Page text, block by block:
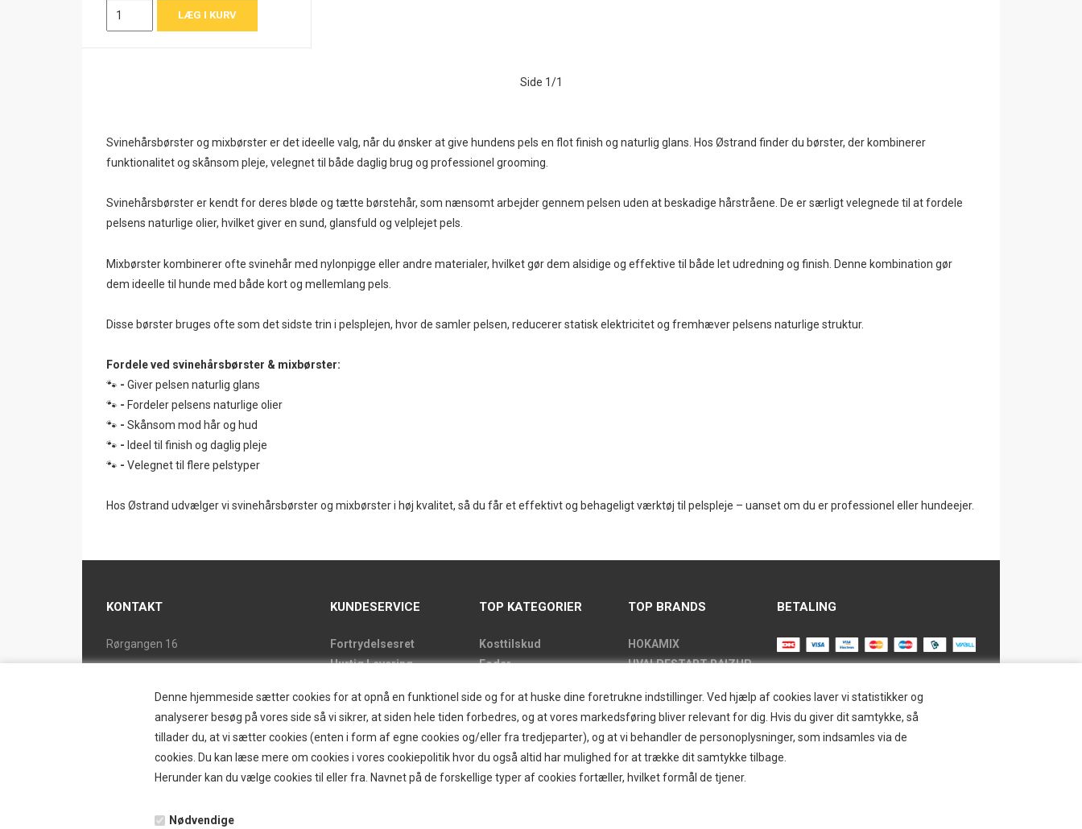
Denne hjemmeside sætter cookies for at opnå en funktionel side og for at huske dine foretrukne indstillinger. Ved hjælp af cookies laver vi statistikker og
analyserer besøg på vores side så vi sikrer, at siden hele tiden forbedres, og at vores markedsføring bliver relevant for dig. Hvis du giver dit samtykke, så
tillader du, at vi sætter cookies (enten i form af egne cookies og/eller fra tredjeparter), og at vi behandler de personoplysninger, som indsamles via de
cookies. Du kan læse mere om cookies i vores cookiepolitik hvor du også altid har mulighed for at trække dit samtykke tilbage.
Herunder kan du vælge cookies til eller fra. Navnet på de forskellige typer af cookies fortæller, hvilket formål de tjener.
Nødvendige
Side 1/1
Svinehårsbørster og mixbørster er det ideelle valg, når du ønsker at give hundens pels en flot finish og naturlig glans. Hos Østrand finder du børster, der kombinerer
funktionalitet og skånsom pleje, velegnet til både daglig brug og professionel grooming.
Svinehårsbørster er kendt for deres bløde og tætte børstehår, som nænsomt arbejder gennem pelsen uden at beskadige hårstråene. De er særligt velegnede til at fordele
pelsens naturlige olier, hvilket giver en sund, glansfuld og velplejet pels.
Mixbørster kombinerer ofte svinehår med nylonpigge eller andre materialer, hvilket gør dem alsidige og effektive til både let udredning og finish. Denne kombination gør
dem ideelle til hunde med både kort og mellemlang pels.
Disse børster bruges ofte som det sidste trin i pelsplejen, hvor de samler pelsen, reducerer statisk elektricitet og fremhæver pelsens naturlige struktur.
Fordele ved svinehårsbørster & mixbørster:
🐾 - Giver pelsen naturlig glans
🐾 - Fordeler pelsens naturlige olier
🐾 - Skånsom mod hår og hud
🐾 - Ideel til finish og daglig pleje
🐾 - Velegnet til flere pelstyper
Hos Østrand udvælger vi svinehårsbørster og mixbørster i høj kvalitet, så du får et effektivt og behageligt værktøj til pelspleje – uanset om du er professionel eller hundeejer.
KONTAKT
Rørgangen 16
2690 Karlslunde
Tlf. 46 15 38 39
ostrand@ostrand.dk
CVR: DK 77948228 drives af
SKYESCOT TRADING V/DORTE HOLM
MARTINA
KUNDESERVICE
Fortrydelsesret
Hurtig Levering
Butikkens åbningstider
Returlabel
Kontakt
Østrand/Greendog
Nyheder
TOP KATEGORIER
Kosttilskud
Foder
Udstyr
Pelspleje
Pleje
Hjemmet & Bilen
Brands
TOP BRANDS
HOKAMIX
HVALPESTART RAIZUP
GRAU
STARMARK
VARIOCAGE-MIMSAFE
BETALING
Tilmeld dig vores nyhedsbrev og
modtag eksklusive tilbud og nyheder i
shoppen. Du kan til en hver tid afmelde